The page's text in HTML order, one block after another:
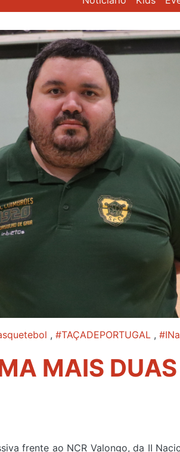
, #TAÇADEPORTUGAL ,
MAIS
frente ao NCR Valongo, da II